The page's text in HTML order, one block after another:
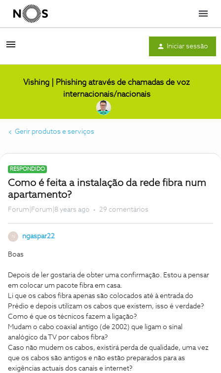
Menu
Iniciar sessão
Vishing | Phishing através de chamadas de voz
internacionais/nacionais
Gerir produtos e serviços
RESPONDIDO
Como é feita a instalação da rede fibra num
apartamento?
Forum|Forum|8 years ago 29 comentários
N ngaspar22
Boas
Depois de ler gostaria de obter uma confirmação. Estou a pensar
em colocar um pacote fibra em casa.
Li que os cabos fibra apenas são colocados até à entrada do
Prédio e depois utilizam os cabos que existem, isso é verdade?
Como é que os técnicos fazem a ligação?
Mudam o cabo coaxial antigo (de 2002) que ligam o sinal
analógico da TV por cabos fibra?
Caso não mudem os cabos, existirá perda de qualidade, uma vez
que os cabos são antigos e não estão preparados para as
exigências actuais dos canais e internet?